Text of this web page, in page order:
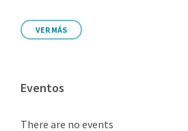
VER MÁS
Eventos
There are no events